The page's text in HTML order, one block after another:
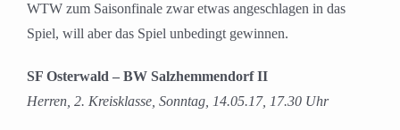
WTW zum Saisonfinale zwar etwas angeschlagen in das
Spiel, will aber das Spiel unbedingt gewinnen.
SF Osterwald – BW Salzhemmendorf II
Herren, 2. Kreisklasse, Sonntag, 14.05.17, 17.30 Uhr